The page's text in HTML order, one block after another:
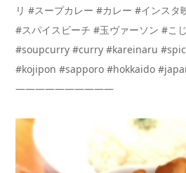
リ #スープカレー #カレー #インスタ
#スパイスビーチ #玉ヴァーソン #こ
#soupcurry #curry #kareinaru
#kojipon #sapporo #hokkaido
——————————